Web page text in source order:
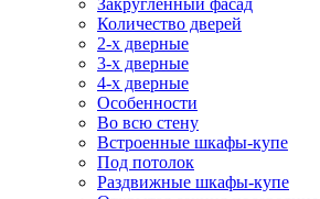
Закругленный фасад
Количество дверей
2-х дверные
3-х дверные
4-х дверные
Особенности
Во всю стену
Встроенные шкафы-купе
Под потолок
Раздвижные шкафы-купе